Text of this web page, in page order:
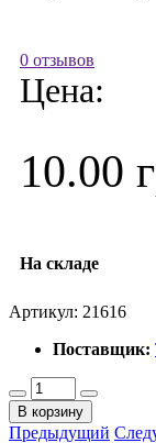
0 отзывов
Цена:
10.00
На складе
Артикул: 21616
Поставщик:
В корзину
Предыдущий